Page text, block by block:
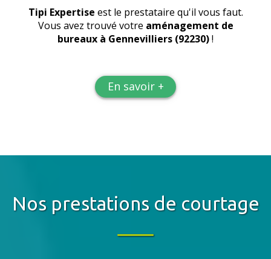
Tipi Expertise est le prestataire qu'il vous faut.
Vous avez trouvé votre aménagement de
bureaux à Gennevilliers (92230)!
En savoir +
Nos prestations de courtage